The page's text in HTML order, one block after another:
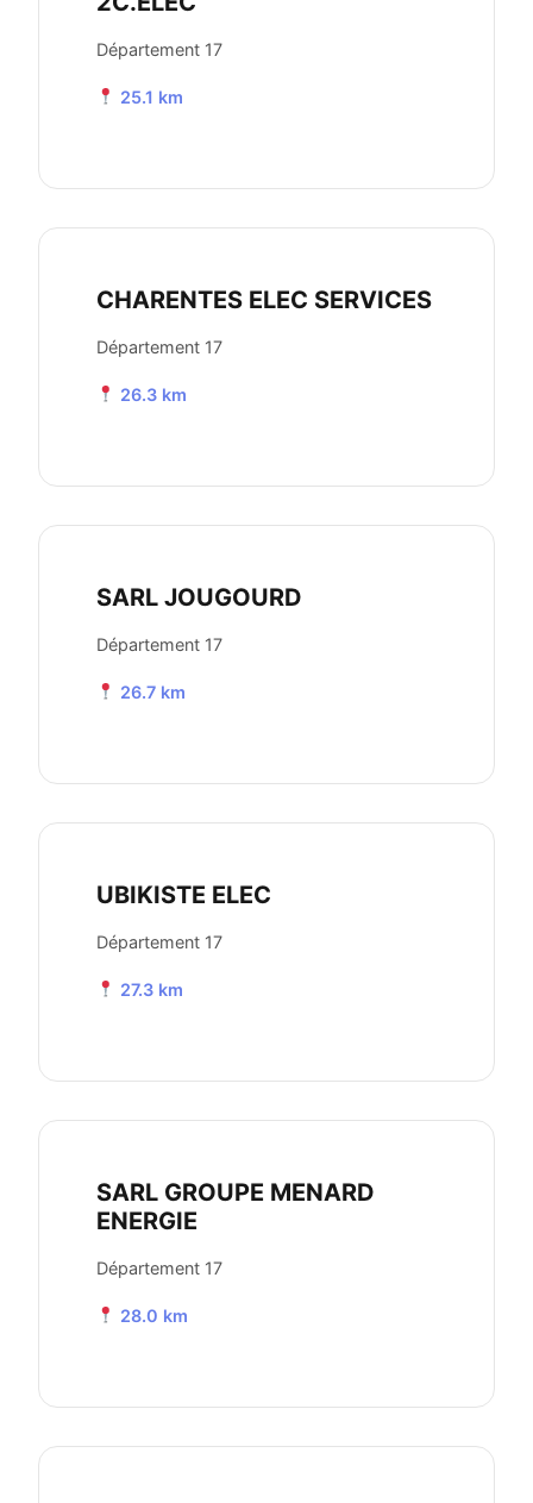
Département 17
25.1 km
CHARENTES ELEC SERVICES
Département 17
26.3 km
SARL JOUGOURD
Département 17
26.7 km
UBIKISTE ELEC
Département 17
27.3 km
SARL GROUPE MENARD
ENERGIE
Département 17
28.0 km